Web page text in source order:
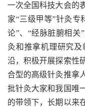
一次全国科技大会的
家“三级甲等”针灸专
论”、“经脉脏腑相关
灸和推拿机理研究
沿，积极开展探索性
合型的高级针灸推拿
批针灸大家和我国唯
的带领下，长期以来